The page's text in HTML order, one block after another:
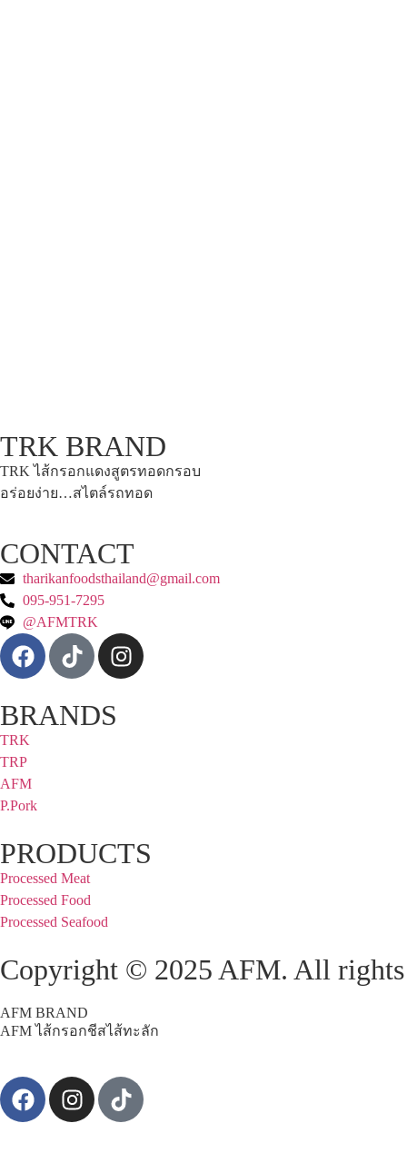
TRK BRAND
TRK ไส้กรอกแดงสูตรทอดกรอบ
อร่อยง่าย…สไตล์รถทอด
CONTACT
tharikanfoodsthailand@gmail.com
095-951-7295
@AFMTRK
BRANDS
TRK
TRP
AFM
P.Pork
PRODUCTS
Processed Meat
Processed Food
Processed Seafood
Copyright © 2025 AFM. All rights
AFM BRAND
AFM ไส้กรอกชีสไส้ทะลัก